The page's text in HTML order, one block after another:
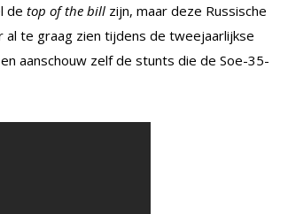
de top of the bill zijn, maar deze Russische
al te graag zien tijdens de tweejaarlijkse
aanschouw zelf de stunts die de Soe-35-